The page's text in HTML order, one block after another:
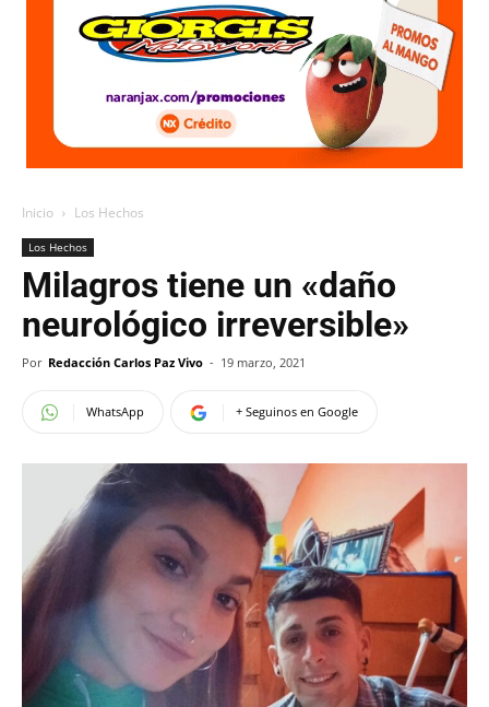
Inicio Los Hechos
Los Hechos
Milagros tiene un «daño
neurológico irreversible»
Por Redacción Carlos Paz Vivo - 19 marzo, 2021
WhatsApp + Seguinos en Google